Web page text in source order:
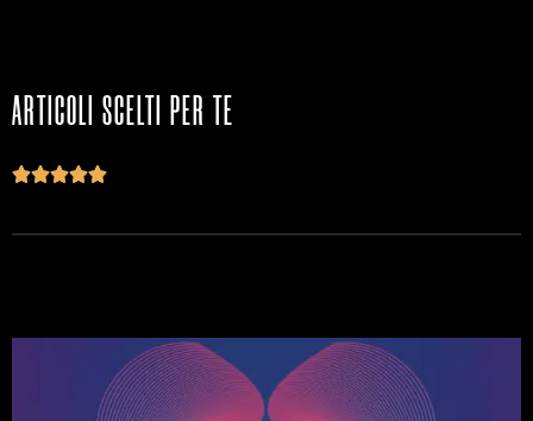
ARTICOLI SCELTI PER TE
